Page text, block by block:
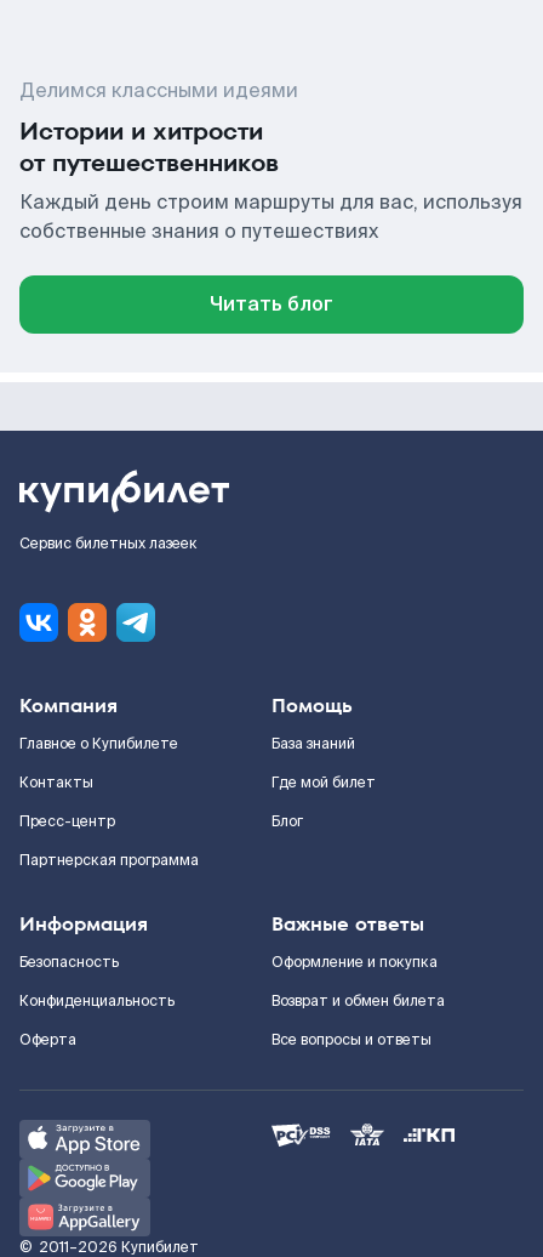
Делимся классными идеями
Истории и хитрости
от путешественников
Каждый день строим маршруты для вас, используя
собственные знания о путешествиях
Читать блог
Сервис билетных лазеек
Компания
Главное о Купибилете
Контакты
Пресс-центр
Партнерская программа
Помощь
База знаний
Где мой билет
Блог
Информация
Безопасность
Конфиденциальность
Оферта
Важные ответы
Оформление и покупка
Возврат и обмен билета
Все вопросы и ответы
© 2011–2026 Купибилет